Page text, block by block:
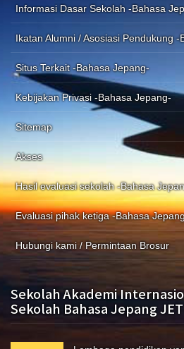
Informasi Dasar Sekolah -Bahasa
Ikatan Alumni / Asosiasi Pendukung -
Situs Terkait -Bahasa Jepang-
Kebijakan Privasi -Bahasa Jepang-
Sitemap
Akses
Hasil evaluasi sekolah -Bahasa
Evaluasi pihak ketiga -Bahasa
Hubungi kami / Permintaan Brosur
Sekolah Akademi
Sekolah Bahasa Jepang JET